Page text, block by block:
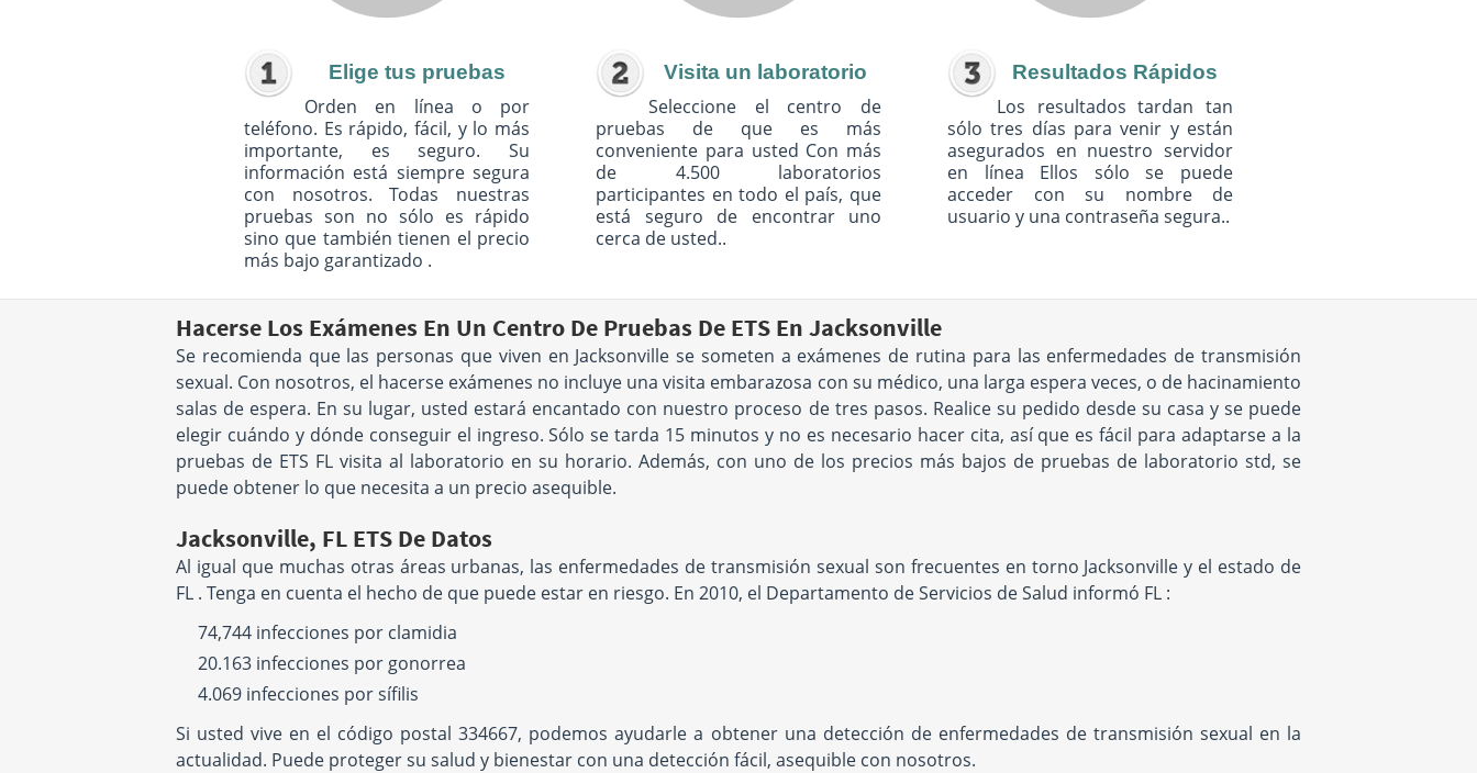
Elige tus pruebas
Orden en línea o por
teléfono. Es rápido, fácil, y lo más
importante, es seguro. Su
información está siempre segura
con nosotros. Todas nuestras
pruebas son no sólo es rápido
sino que también tienen el precio
más bajo garantizado .
Visita un laboratorio
Seleccione el centro de
pruebas de que es más
conveniente para usted Con más
de 4.500 laboratorios
participantes en todo el país, que
está seguro de encontrar uno
cerca de usted..
Resultados Rápidos
Los resultados tardan tan
sólo tres días para venir y están
asegurados en nuestro servidor
en línea Ellos sólo se puede
acceder con su nombre de
usuario y una contraseña segura..
Hacerse Los Exámenes En Un Centro De Pruebas De ETS En Jacksonville
Se recomienda que las personas que viven en Jacksonville se someten a exámenes de rutina para las enfermedades de transmisión
sexual. Con nosotros, el hacerse exámenes no incluye una visita embarazosa con su médico, una larga espera veces, o de hacinamiento
salas de espera. En su lugar, usted estará encantado con nuestro proceso de tres pasos. Realice su pedido desde su casa y se puede
elegir cuándo y dónde conseguir el ingreso. Sólo se tarda 15 minutos y no es necesario hacer cita, así que es fácil para adaptarse a la
pruebas de ETS FL visita al laboratorio en su horario. Además, con uno de los precios más bajos de pruebas de laboratorio std, se
puede obtener lo que necesita a un precio asequible.
Jacksonville, FL ETS De Datos
Al igual que muchas otras áreas urbanas, las enfermedades de transmisión sexual son frecuentes en torno Jacksonville y el estado de
FL . Tenga en cuenta el hecho de que puede estar en riesgo. En 2010, el Departamento de Servicios de Salud informó FL :
74,744 infecciones por clamidia
20.163 infecciones por gonorrea
4.069 infecciones por sífilis
Si usted vive en el código postal 334667, podemos ayudarle a obtener una detección de enfermedades de transmisión sexual en la
actualidad. Puede proteger su salud y bienestar con una detección fácil, asequible con nosotros.